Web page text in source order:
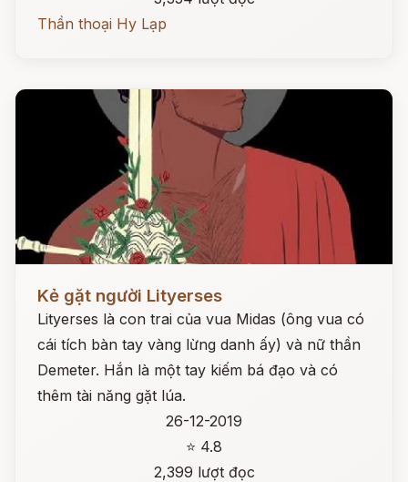
Thần thoại Hy Lạp
Kẻ gặt người Lityerses
Lityerses là con trai của vua Midas (ông vua có
cái tích bàn tay vàng lừng danh ấy) và nữ thần
Demeter. Hắn là một tay kiếm bá đạo và có
thêm tài năng gặt lúa.
26-12-2019
⭐ 4.8
2,399 lượt đọc